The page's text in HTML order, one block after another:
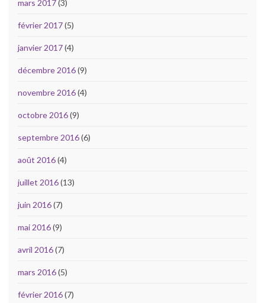
mars 2017(3)
février 2017(5)
janvier 2017(4)
décembre 2016(9)
novembre 2016(4)
octobre 2016(9)
septembre 2016(6)
août 2016(4)
juillet 2016(13)
juin 2016(7)
mai 2016(9)
avril 2016(7)
mars 2016(5)
février 2016(7)